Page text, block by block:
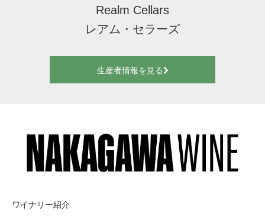
Realm Cellars
レアム・セラーズ
生産者情報を見る
ワイナリー紹介